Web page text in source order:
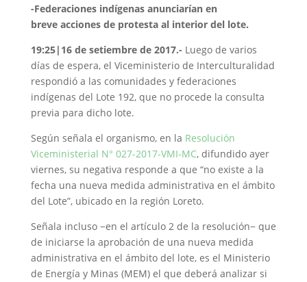
-Federaciones indígenas anunciarían en
breve acciones de protesta al interior del lote.
19:25|16 de setiembre de 2017.- Luego de varios
días de espera, el Viceministerio de Interculturalidad
respondió a las comunidades y federaciones
indígenas del Lote 192, que no procede la consulta
previa para dicho lote.
Según señala el organismo, en la Resolución
Viceministerial N° 027-2017-VMI-MC, difundido ayer
viernes, su negativa responde a que “no existe a la
fecha una nueva medida administrativa en el ámbito
del Lote”, ubicado en la región Loreto.
Señala incluso −en el artículo 2 de la resolución− que
de iniciarse la aprobación de una nueva medida
administrativa en el ámbito del lote, es el Ministerio
de Energía y Minas (MEM) el que deberá analizar si